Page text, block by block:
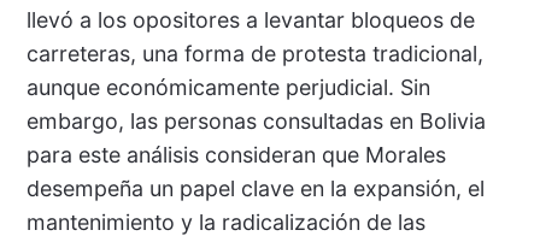
llevó a los opositores a levantar bloqueos de
carreteras, una forma de protesta tradicional,
aunque económicamente perjudicial. Sin
embargo, las personas consultadas en Bolivia
para este análisis consideran que Morales
desempeña un papel clave en la expansión, el
mantenimiento y la radicalización de las